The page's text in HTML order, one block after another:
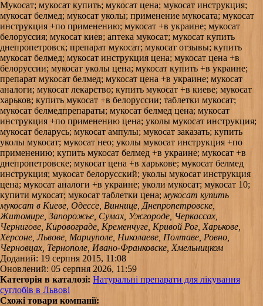
Мукосат; мукосат купить; мукосат цена; мукосат инструкция;
мукосат белмед; мукосат уколы; применение мукосата; мукосат
инструкция +по применению; мукосат +в украине; мукосат
белоруссия; мукосат киев; аптека мукосат; мукосат купить
днепропетровск; препарат мукосат; мукосат отзывы; купить
мукосат белмед; мукосат инструкция цена; мукосат цена +в
белоруссии; мукосат уколы цена; мукосат купить +в украине;
препарат мукосат белмед; мукосат цена +в украине; мукосат
аналоги; мукосат лекарство; купить мукосат +в киеве; мукосат
харьков; купить мукосат +в белоруссии; таблетки мукосат;
мукосат белмедпрепараты; мукосат белмед цена; мукосат
инструкция +по применению цена; уколы мукосат инструкция;
мукосат беларусь; мукосат ампулы; мукосат заказать; купить
уколы мукосат; мукосат нео; уколы мукосат инструкция +по
применению; купить мукосат белмед +в украине; мукосат +в
днепропетровске; мукосат цена +в харькове; мукосат белмед
инструкция; мукосат белорусский; уколы мукосат инструкция
цена; мукосат аналоги +в украине; уколи мукосат; мукосат 10;
купити мукосат; мукосат таблетки цена; мукосат купить
мукосат в Киеве, Одессе, Виннице, Днепропетровске,
Житомире, Запорожье, Сумах, Ужгороде, Черкассах,
Чернигове, Кировограде, Кременчуге, Кривой Рог, Харькове,
Херсоне, Львове, Мариуполе, Николаеве, Полтаве, Ровно,
Черновцах, Тернополе, Ивано-Франковске, Хмельницком
Доданий: 19 серпня 2015, 11:08
Оновлений: 05 серпня 2026, 11:59
Категорія в каталозі: Натуральні препарати для лікування
суглобів в Львові
Схожі товари компанії: